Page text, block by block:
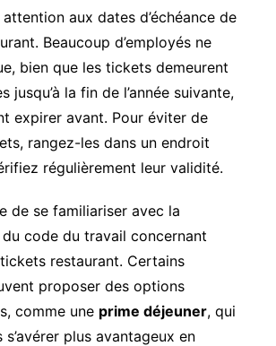
aux dates d’échéance de
Beaucoup d’employés ne
bien que les tickets demeurent
jusqu’à la fin de l’année suivante,
expirer avant. Pour éviter de
rangez-les dans un endroit
régulièrement leur validité.
de se familiariser avec la
code du travail concernant
restaurant. Certains
proposer des options
comme une prime déjeuner, qui
plus avantageux en